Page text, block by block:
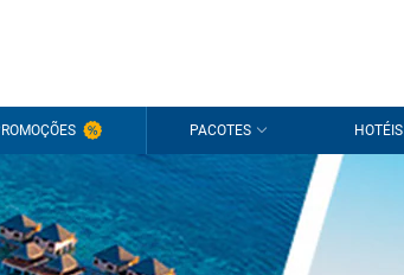
PACOTES HOTÉIS